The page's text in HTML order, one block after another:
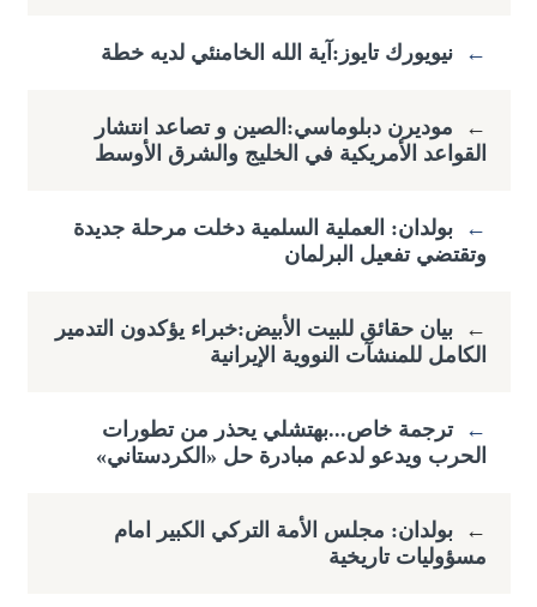
← نيويورك تايوز:آية الله الخامنئي لديه خطة
←
موديرن دبلوماسي:الصين و تصاعد انتشار
القواعد الأمريكية في الخليج والشرق الأوسط
←
بولدان: العملية السلمية دخلت مرحلة جديدة
وتقتضي ​تفعيل البرلمان
←
بيان حقائق للبيت الأبيض:خبراء يؤكدون التدمير
الكامل للمنشآت النووية الإيرانية
← ترجمة خاص...بهتشلي يحذر من تطورات
الحرب ويدعو لدعم مبادرة حل «الكردستاني»
←
بولدان: مجلس الأمة التركي الكبير امام
مسؤوليات تاريخية